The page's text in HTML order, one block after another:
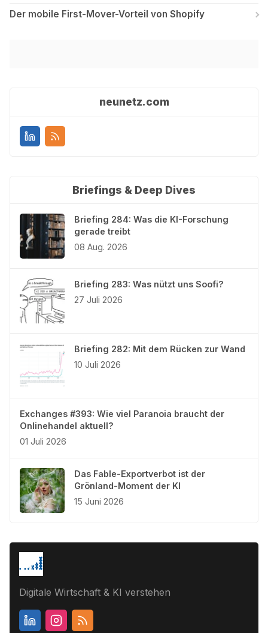
Der mobile First-Mover-Vorteil von Shopify
neunetz.com
Briefings & Deep Dives
Briefing 284: Was die KI-Forschung
gerade treibt
08 Aug. 2026
Briefing 283: Was nützt uns Soofi?
27 Juli 2026
Briefing 282: Mit dem Rücken zur Wand
10 Juli 2026
Exchanges #393: Wie viel Paranoia braucht der
Onlinehandel aktuell?
01 Juli 2026
Das Fable-Exportverbot ist der
Grönland-Moment der KI
15 Juni 2026
Digitale Wirtschaft & KI verstehen